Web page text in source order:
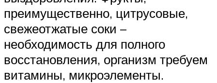
преимущественно, цитрусовые,
свежеотжатые соки –
необходимость для полного
восстановления, организм требуем
витамины, микроэлементы.